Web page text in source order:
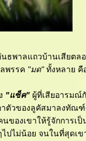
ธพาลแถวบ้านเสียต
พรรค "มด"ทั้งหลาย คื
"แซ็ค" ผู้ที่เสียอารมณ์
ตัวของลูคัสมาลงทัณ
ของเขาให้รู้จักการ
ไปไม่น้อย จนในที่สุด